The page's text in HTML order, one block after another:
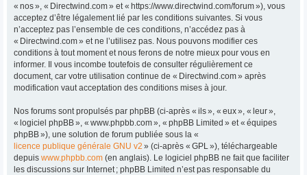
« nos », « Directwind.com » et « https://www.directwind.com/forum »), vous
acceptez d’être légalement lié par les conditions suivantes. Si vous
n’acceptez pas l’ensemble de ces conditions, n’accédez pas à
« Directwind.com » et ne l’utilisez pas. Nous pouvons modifier ces
conditions à tout moment et nous ferons de notre mieux pour vous en
informer. Il vous incombe toutefois de consulter régulièrement ce
document, car votre utilisation continue de « Directwind.com » après
modification vaut acceptation des conditions mises à jour.
Nos forums sont propulsés par phpBB (ci-après « ils », « eux », « leur »,
« logiciel phpBB », « www.phpbb.com », « phpBB Limited » et « équipes
phpBB »), une solution de forum publiée sous la «
licence publique générale GNU v2 » (ci-après « GPL »), téléchargeable
depuis www.phpbb.com (en anglais). Le logiciel phpBB ne fait que faciliter
les discussions sur Internet ; phpBB Limited n’est pas responsable du